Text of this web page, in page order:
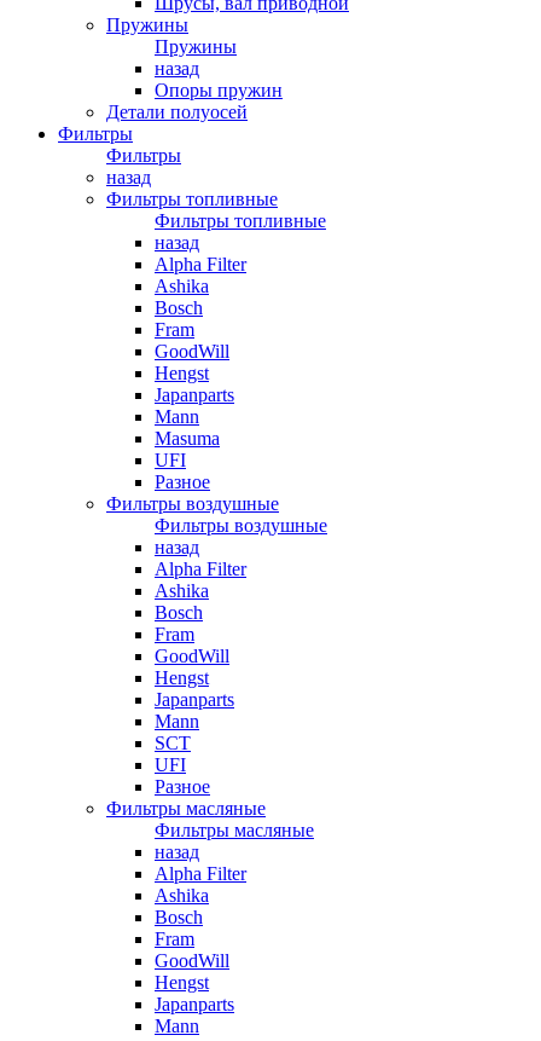
Пружины
Пружины
назад
Опоры пружин
Детали полуосей
Фильтры
Фильтры
назад
Фильтры топливные
Фильтры топливные
назад
Alpha Filter
Ashika
Bosch
Fram
GoodWill
Hengst
Japanparts
Mann
Masuma
UFI
Разное
Фильтры воздушные
Фильтры воздушные
назад
Alpha Filter
Ashika
Bosch
Fram
GoodWill
Hengst
Japanparts
Mann
SCT
UFI
Разное
Фильтры масляные
Фильтры масляные
назад
Alpha Filter
Ashika
Bosch
Fram
GoodWill
Hengst
Japanparts
Mann